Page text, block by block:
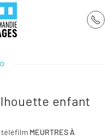
enfant
téléfilm MEURTRES À